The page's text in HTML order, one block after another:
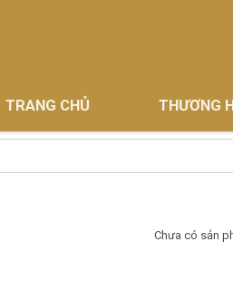
TRANG CHỦ THƯƠNG
Chưa có sản